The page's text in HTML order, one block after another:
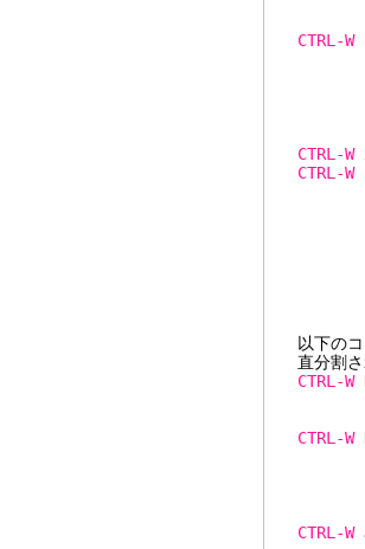
CTRL-W
2番
カー
この
CTRL-W
CTRL-W
入れ
場合
カウ
(一番
ド
水平
同じ
以下の
直分割
CTRL-W
CTRL-W
レン
除
CTRL-W